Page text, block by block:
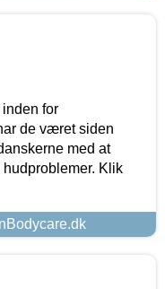
for
de været siden
med at
Klik